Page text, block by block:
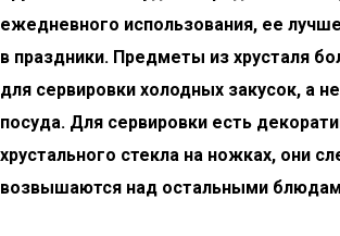
ежедневного использования, ее
в праздники. Предметы из хрусталя
для сервировки холодных закусок, а
посуда. Для сервировки есть
хрустального стекла на ножках, они
возвышаются над остальными